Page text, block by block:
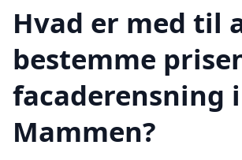
Hvad er med til
bestemme
facaderensning i
Mammen?